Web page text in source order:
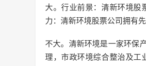
大。行业前景：清新环境股
力：清新环境股票公司拥有
不大。清新环境是一家环保
理，市政环境综合整治及工